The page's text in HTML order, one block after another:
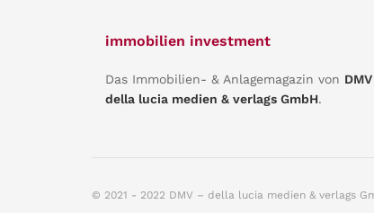
immobilien investment
Das Immobilien- & Anlagemagazin von
della lucia medien & verlags GmbH.
© 2021 - 2022 DMV – della lucia medien & verlags